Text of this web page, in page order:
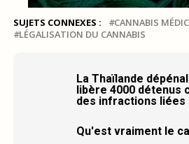
SUJETS CONNEXES :
CANNABIS
LÉGALISATION DU CANNABIS
La Thaïlande
libère 4000 détenus
des infractions liées
Qu'est vraiment le